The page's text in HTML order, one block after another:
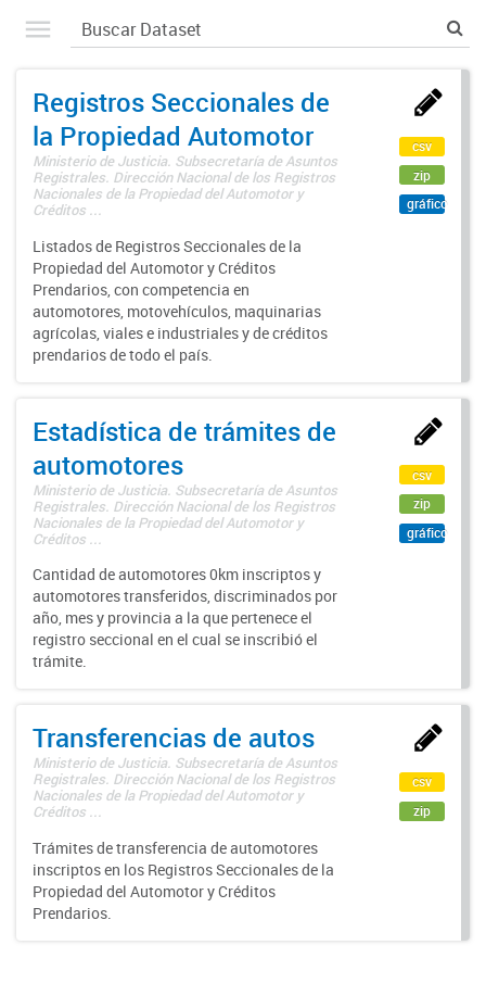
Registros Seccionales de
la Propiedad Automotor
Ministerio de Justicia. Subsecretaría de Asuntos
Registrales. Dirección Nacional de los Registros
Nacionales de la Propiedad del Automotor y
Créditos ...
Listados de Registros Seccionales de la
Propiedad del Automotor y Créditos
Prendarios, con competencia en
automotores, motovehículos, maquinarias
agrícolas, viales e industriales y de créditos
prendarios de todo el país.
csv
zip
gráfico
Estadística de trámites de
automotores
Ministerio de Justicia. Subsecretaría de Asuntos
Registrales. Dirección Nacional de los Registros
Nacionales de la Propiedad del Automotor y
Créditos ...
Cantidad de automotores 0km inscriptos y
automotores transferidos, discriminados por
año, mes y provincia a la que pertenece el
registro seccional en el cual se inscribió el
trámite.
csv
zip
gráfico
Transferencias de autos
Ministerio de Justicia. Subsecretaría de Asuntos
Registrales. Dirección Nacional de los Registros
Nacionales de la Propiedad del Automotor y
Créditos ...
Trámites de transferencia de automotores
inscriptos en los Registros Seccionales de la
Propiedad del Automotor y Créditos
Prendarios.
csv
zip